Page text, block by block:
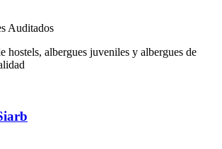
Auditados
hostels, albergues juveniles y albergues de